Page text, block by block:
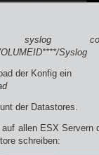
syslog
Syslog
der Konfig ein
der Datastores.
allen ESX Servern
schreiben: